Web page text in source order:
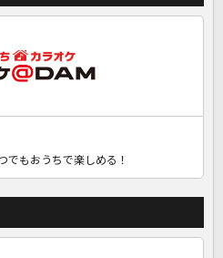
でもおうちで楽しめる！